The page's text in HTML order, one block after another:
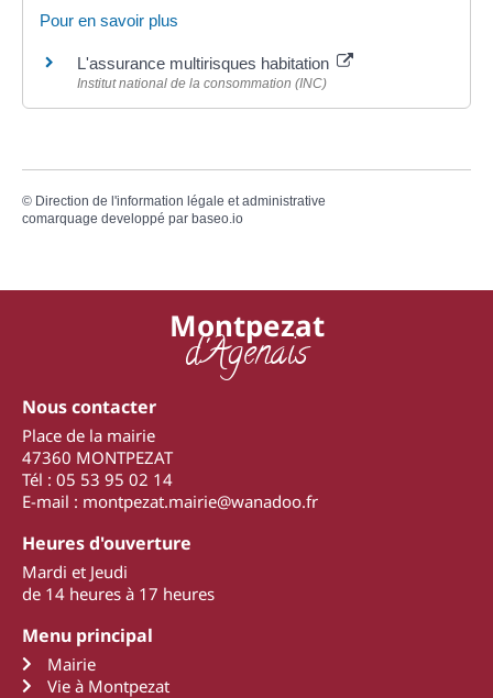
Pour en savoir plus
L'assurance multirisques habitation
Institut national de la consommation (INC)
© Direction de l'information légale et administrative
comarquage developpé par baseo.io
Montpezat
d'Agenais
Nous contacter
Place de la mairie
47360 MONTPEZAT
Tél : 05 53 95 02 14
E-mail : montpezat.mairie@wanadoo.fr
Heures d'ouverture
Mardi et Jeudi
de 14 heures à 17 heures
Menu principal
Mairie
Vie à Montpezat